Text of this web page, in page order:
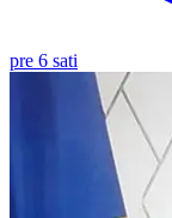
pre 6 sati